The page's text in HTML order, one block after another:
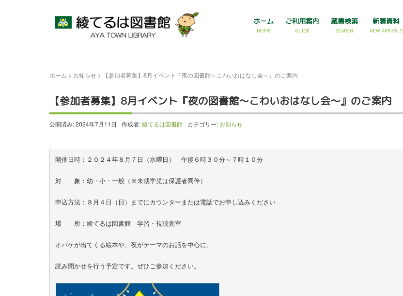
ホーム
HOME
ご利用案内
GUIDE
蔵書検索
SEARCH
新着資料
NEW ARRIVALS
ホーム > お知らせ > 【参加者募集】8月イベント『夜の図書館～こわいおはなし会～』のご案内
【参加者募集】8月イベント『夜の図書館～こわいおはなし会～』のご案内
公開済み: 2024年7月11日 作成者:綾てるは図書館 カテゴリー: お知らせ
開催日時：２０２４年８月７日（水曜日）　午後６時３０分～７時１０分
対　　象：幼・小・一般（※未就学児は保護者同伴）
申込方法：８月４日（日）までにカウンターまたは電話でお申し込みください
場　　所：綾てるは図書館　学習・視聴覚室
オバケが出てくる絵本や、夜がテーマのお話を中心に、
読み聞かせを行う予定です。ぜひご参加ください。